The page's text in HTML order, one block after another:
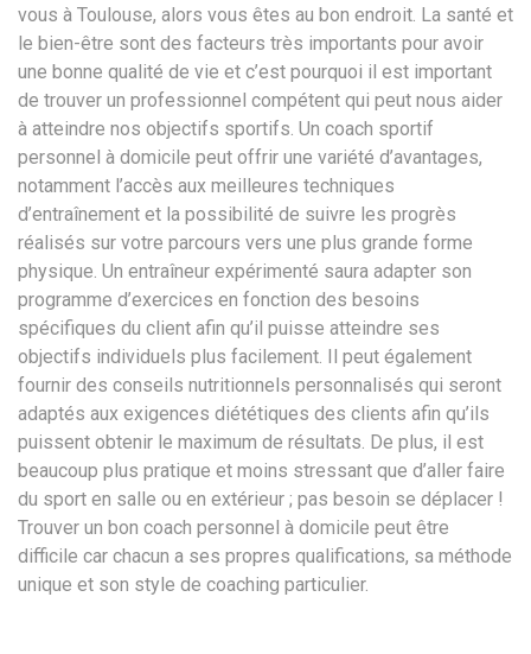
vous à Toulouse, alors vous êtes au bon endroit. La santé et
le bien-être sont des facteurs très importants pour avoir
une bonne qualité de vie et c’est pourquoi il est important
de trouver un professionnel compétent qui peut nous aider
à atteindre nos objectifs sportifs. Un coach sportif
personnel à domicile peut offrir une variété d’avantages,
notamment l’accès aux meilleures techniques
d’entraînement et la possibilité de suivre les progrès
réalisés sur votre parcours vers une plus grande forme
physique. Un entraîneur expérimenté saura adapter son
programme d’exercices en fonction des besoins
spécifiques du client afin qu’il puisse atteindre ses
objectifs individuels plus facilement. Il peut également
fournir des conseils nutritionnels personnalisés qui seront
adaptés aux exigences diététiques des clients afin qu’ils
puissent obtenir le maximum de résultats. De plus, il est
beaucoup plus pratique et moins stressant que d’aller faire
du sport en salle ou en extérieur ; pas besoin se déplacer !
Trouver un bon coach personnel à domicile peut être
difficile car chacun a ses propres qualifications, sa méthode
unique et son style de coaching particulier.